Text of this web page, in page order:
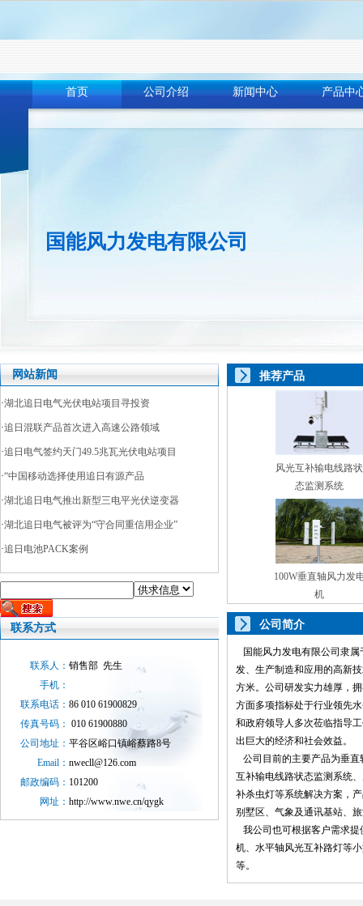
首页 公司介绍 新闻中心 产品中
国能风力发电有限公司
网站新闻
·湖北追日电气光伏电站项目寻投资
·追日混联产品首次进入高速公路领域
·追日电气签约天门49.5兆瓦光伏电站项目
·“中国移动选择使用追日有源产品
·湖北追日电气推出新型三电平光伏逆变器
·湖北追日电气被评为“守合同重信用企业”
·追日电池PACK案例
联系方式
联系人： 销售部 先生
手机：
联系电话： 86 010 61900829
传真号码： 010 61900880
公司地址： 平谷区峪口镇峪蔡路8号
Email： nwecll@126.com
邮政编码： 101200
网址： http://www.nwe.cn/qygk
推荐产品
风光互补输电线路状
态监测系统
100W垂直轴风力发
机
公司简介
国能风力发电有限公司隶属
发、生产制造和应用的高新
方米。公司研发实力雄厚，
方面多项指标处于行业领先
和政府领导人多次莅临指导
出巨大的经济和社会效益。
公司目前的主要产品为垂直
互补输电线路状态监测系统
补杀虫灯等系统解决方案，
别墅区、气象及通讯基站、
我公司也可根据客户需求提
机、水平轴风光互补路灯等小
等。